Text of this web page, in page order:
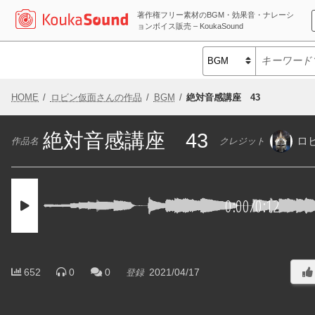
著作権フリー素材のBGM・効果音・ナレーシ
ョンボイス販売 – KoukaSound
HOME ロビン仮面さんの作品 BGM 絶対音感講座 43
作品名 絶対音感講座 43 クレジット ロ
0:00/0:12
652 0 0 登録 2021/04/17